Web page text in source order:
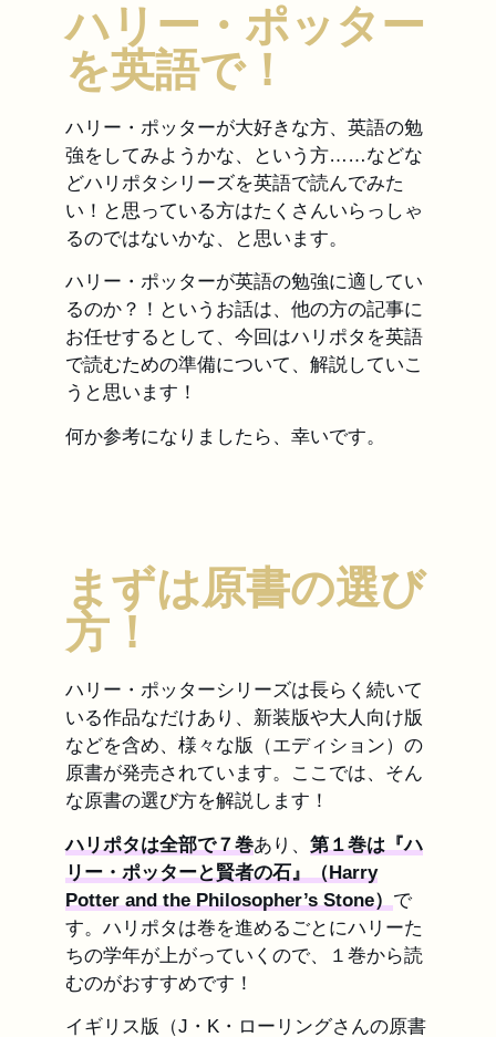
ハリー・ポッター
を英語で！
ハリー・ポッターが大好きな方、英語の勉
強をしてみようかな、という方……などな
どハリポタシリーズを英語で読んでみた
い！と思っている方はたくさんいらっしゃ
るのではないかな、と思います。
ハリー・ポッターが英語の勉強に適してい
るのか？！というお話は、他の方の記事に
お任せするとして、今回はハリポタを英語
で読むための準備について、解説していこ
うと思います！
何か参考になりましたら、幸いです。
まずは原書の選び
方！
ハリー・ポッターシリーズは長らく続いて
いる作品なだけあり、新装版や大人向け版
などを含め、様々な版（エディション）の
原書が発売されています。ここでは、そん
な原書の選び方を解説します！
ハリポタは全部で７巻あり、 第１巻は『ハ
リー・ポッターと賢者の石』（Harry
Potter and the Philosopher’s Stone） で
す。ハリポタは巻を進めるごとにハリーた
ちの学年が上がっていくので、１巻から読
むのがおすすめです！
イギリス版（J・K・ローリングさんの原書